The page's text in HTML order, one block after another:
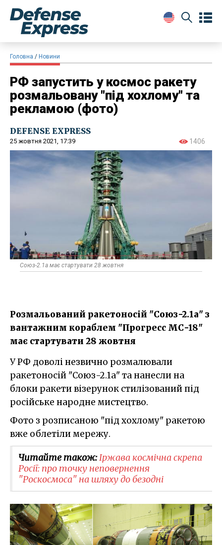
Головна Новини
​РФ запустить у космос ракету
розмальовану "під хохлому" та
рекламою (фото)
DEFENSE EXPRESS
25 жовтня 2021, 17:39 1406
Союз-2.1а має стартувати 28 жовтня
Розмальований ракетоносій "Союз-2.1а" з
вантажним кораблем "Прогресс МС-18"
має стартувати 28 жовтня
У РФ доволі незвично розмалювали
ракетоносій "Союз-2.1а" та нанесли на
блоки ракети візерунок стилізований під
російське народне мистецтво.
Фото з розписаною "під хохлому" ракетою
вже облетіли мережу.
Читайте також:​Іржава космічна скрепа
Росії: про точку неповернення
"Роскосмоса" на шляху до безодні